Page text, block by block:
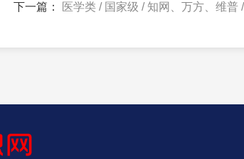
下一篇： 医学类 / 国家级 / 知网、万方、维普